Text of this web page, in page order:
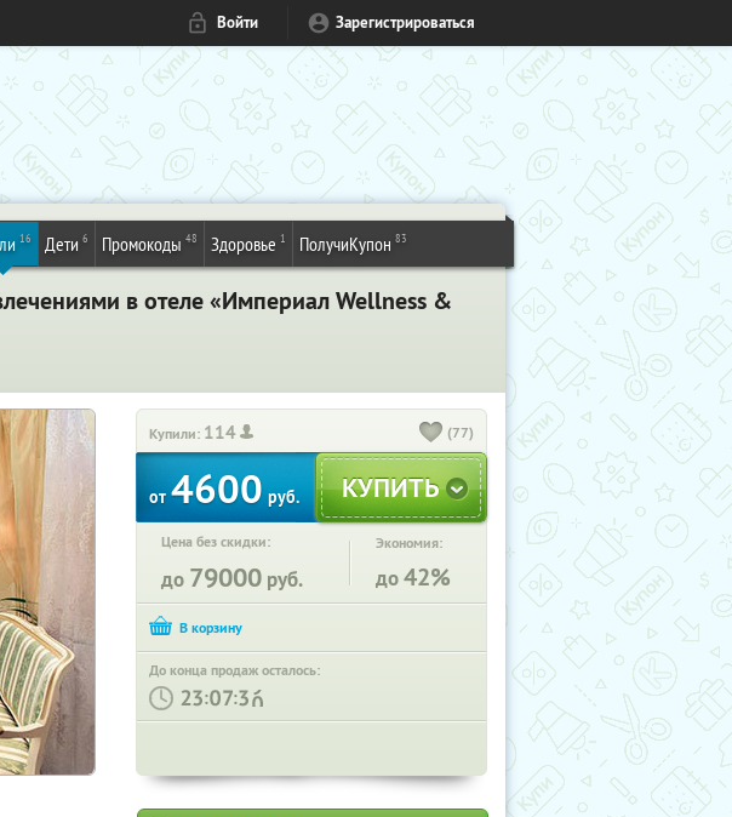
Войти Зарегистрироваться
16 Дети 6 Промокоды 48 Здоровье 1 ПолучиКупон 83
в отеле «Империал Wellness &
Купили: 114 (77)
от 4600 руб.
Цена без скидки:
до 79000 руб.
Экономия:
до42%
До конца продаж осталось:
: :